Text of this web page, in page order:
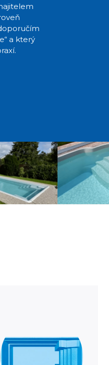
a který